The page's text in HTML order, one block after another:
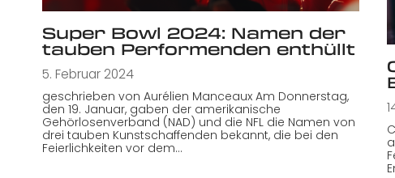
Super Bowl 2024: Namen der
tauben Performenden enthüllt
5. Februar 2024
geschrieben von Aurélien Manceaux Am Donnerstag,
den 19. Januar, gaben der amerikanische
Gehörlosenverband (NAD) und die NFL die Namen von
drei tauben Kunstschaffenden bekannt, die bei den
Feierlichkeiten vor dem…